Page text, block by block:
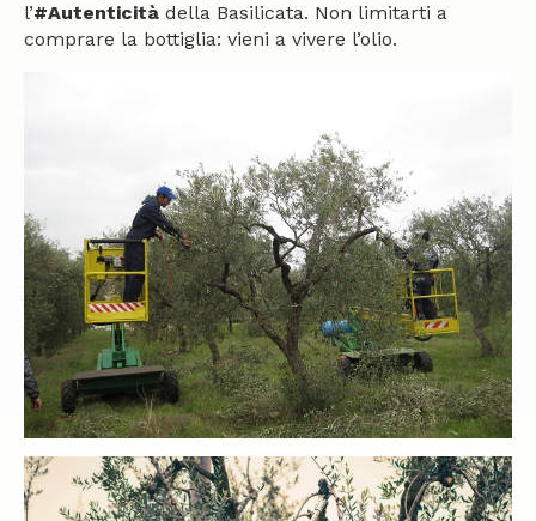
l’#Autenticità della Basilicata. Non limitarti a
comprare la bottiglia: vieni a vivere l’olio.